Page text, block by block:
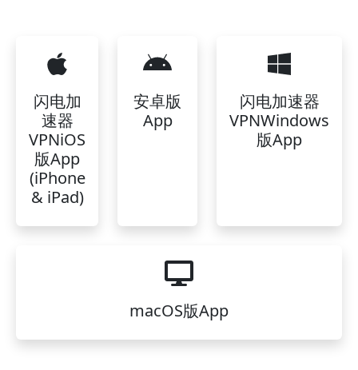
闪电加
速器
VPNiOS
版App
(iPhone
& iPad)
安卓版
App
闪电加速器
VPNWindows
版App
macOS版App